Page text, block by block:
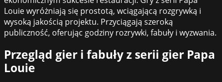
Louie wyróżniają się prostotą, wciągającą rozgrywką i
wysoką jakością projektu. Przyciągają szeroką
publiczność, oferując godziny rozrywki, fabuły i wyzwania.
Przegląd gier i fabuły z serii gier Papa
Louie